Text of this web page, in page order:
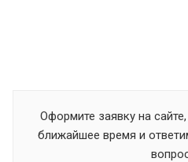
Оформите заявку на
ближайшее время и